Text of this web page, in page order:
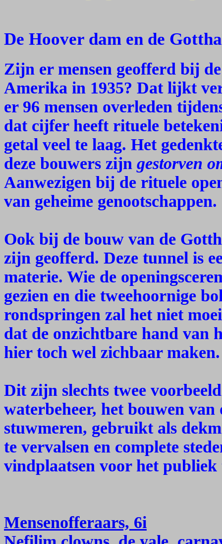
De Hoover dam en de
Zijn er mensen geofferd bij
Amerika in 1935? Dat lijkt
er 96 mensen overleden
dat cijfer heeft rituele
getal veel te laag. Het
deze bouwers zijn gestorven
Aanwezigen bij de rituele
van geheime genootschappen.
Ook bij de bouw van de
zijn geofferd. Deze tunnel is
materie. Wie de
gezien en die tweehoornige
rondspringen zal het niet
dat de onzichtbare hand van
hier toch wel zichbaar maken.
Dit zijn slechts twee
waterbeheer, het bouwen van
stuwmeren, gebruikt als
te vervalsen en complete
vindplaatsen voor het publiek
Mensenofferaars, 6i